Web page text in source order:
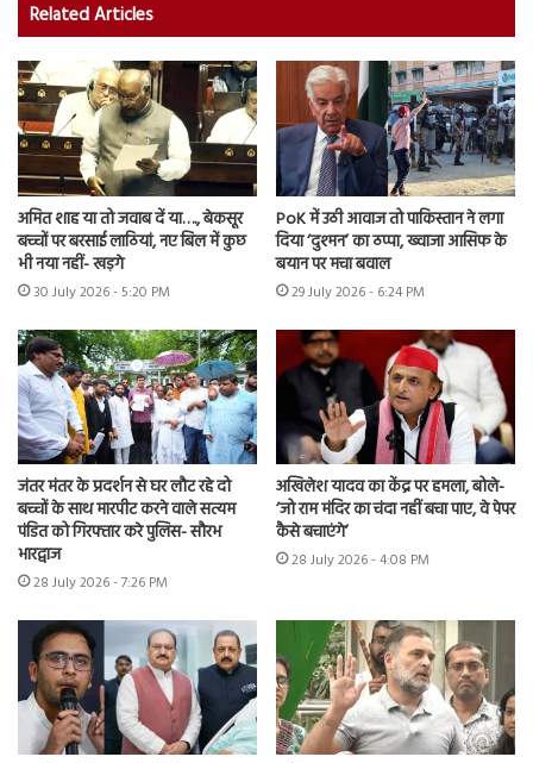
Related Articles
अमित शाह या तो जवाब दें या…., बेकसूर
बच्चों पर बरसाई लाठियां, नए बिल में कुछ
भी नया नहीं- खड़गे
30 July 2026 - 5:20 PM
PoK में उठी आवाज तो पाकिस्तान ने लगा
दिया ‘दुश्मन’ का ठप्पा, ख्वाजा आसिफ के
बयान पर मचा बवाल
29 July 2026 - 6:24 PM
जंतर मंतर के प्रदर्शन से घर लौट रहे दो
बच्चों के साथ मारपीट करने वाले सत्यम
पंडित को गिरफ्तार करे पुलिस- सौरभ
भारद्वाज
28 July 2026 - 7:26 PM
अखिलेश यादव का केंद्र पर हमला, बोले-
‘जो राम मंदिर का चंदा नहीं बचा पाए, वे पेपर
कैसे बचाएंगे’
28 July 2026 - 4:08 PM